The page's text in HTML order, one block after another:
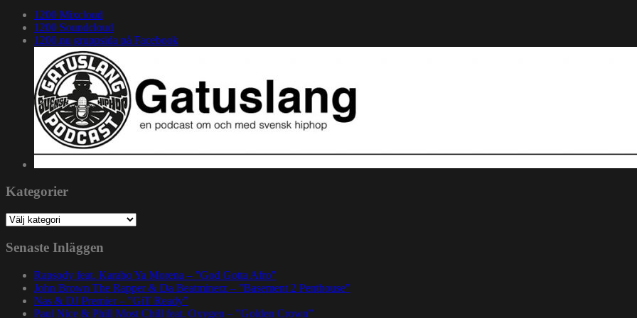
1200 Mixcloud
1200 Soundcloud
1200.nu gruppsida på Facebook
Kategorier
Kategorier
Senaste Inläggen
Rapsody feat. Karabo Ya Morena – ”God Gotta Afro”
John Brown The Rapper & Da Beatminerz – ”Basement 2 Penthouse”
Nas & DJ Premier – ”GiT Ready”
Paul Nice & Phill Most Chill feat. Oxygen – ”Golden Crown”